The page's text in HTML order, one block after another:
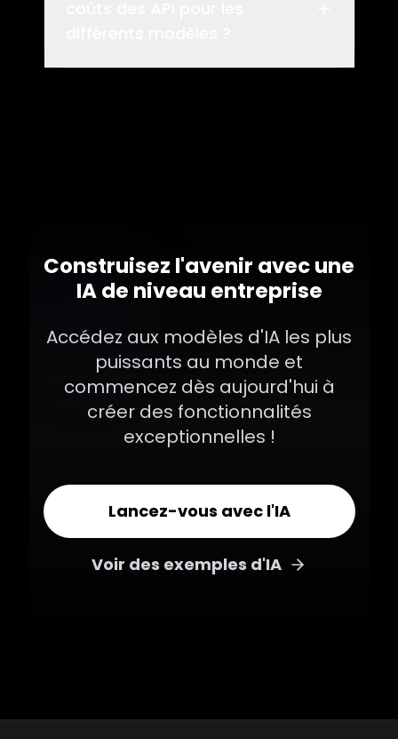
Construisez l'avenir avec une
IA de niveau entreprise
Accédez aux modèles d'IA les plus
puissants au monde et
commencez dès aujourd'hui à
créer des fonctionnalités
exceptionnelles !
Lancez-vous avec l'IA
Voir des exemples d'IA